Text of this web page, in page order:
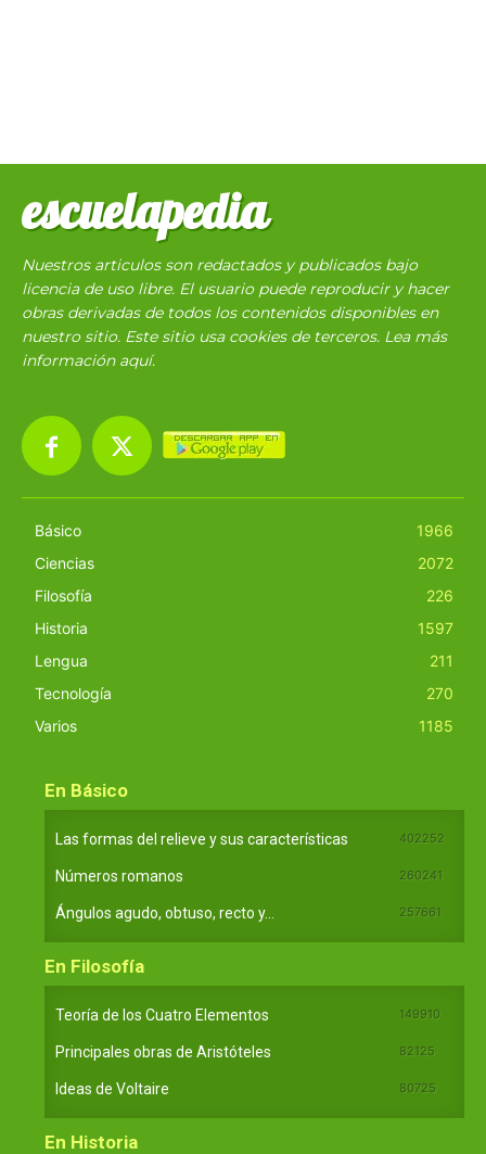
escuelapedia
Nuestros articulos son redactados y publicados bajo
licencia de uso libre. El usuario puede reproducir y hacer
obras derivadas de todos los contenidos disponibles en
nuestro sitio. Este sitio usa cookies de terceros. Lea más
información aquí.
Básico
1966
Ciencias
2072
Filosofía
226
Historia
1597
Lengua
211
Tecnología
270
Varios
1185
En Básico
Las formas del relieve y sus características 402252
Números romanos 260241
Ángulos agudo, obtuso, recto y... 257661
En Filosofía
Teoría de los Cuatro Elementos 149910
Principales obras de Aristóteles 82125
Ideas de Voltaire 80725
En Historia